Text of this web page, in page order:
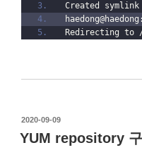
Created
Redirecting to
작
성
일
2020-09-09
YUM repository